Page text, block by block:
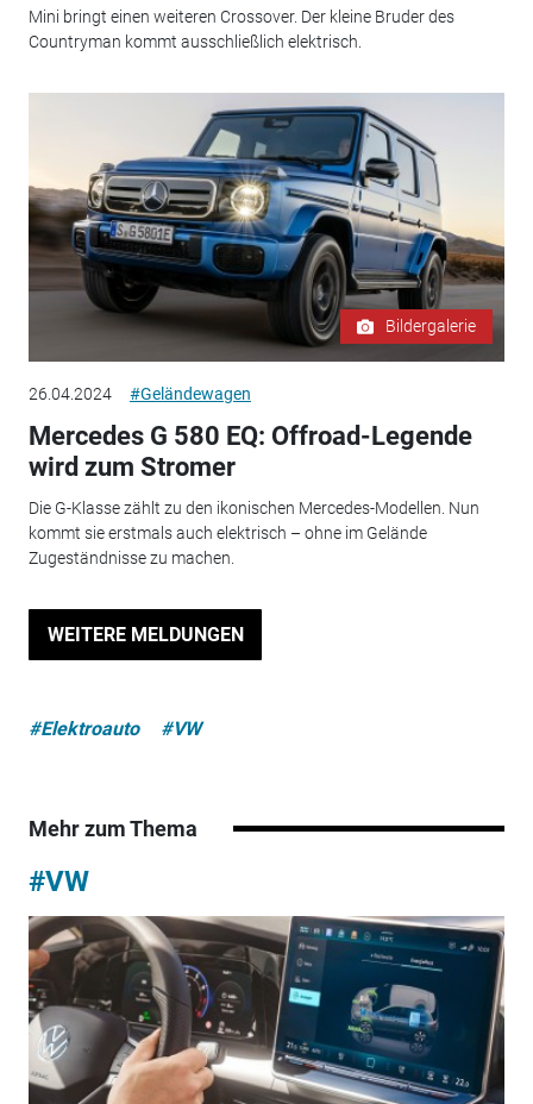
Mini bringt einen weiteren Crossover. Der kleine Bruder des
Countryman kommt ausschließlich elektrisch.
Bildergalerie
26.04.2024 #Geländewagen
Mercedes G 580 EQ: Offroad-Legende
wird zum Stromer
Die G-Klasse zählt zu den ikonischen Mercedes-Modellen. Nun
kommt sie erstmals auch elektrisch – ohne im Gelände
Zugeständnisse zu machen.
WEITERE MELDUNGEN
#Elektroauto #VW
Mehr zum Thema
#VW